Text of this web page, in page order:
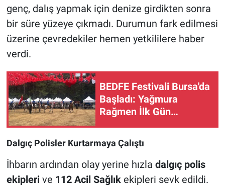
genç, dalış yapmak için denize girdikten sonra
bir süre yüzeye çıkmadı. Durumun fark edilmesi
üzerine çevredekiler hemen yetkililere haber
verdi.
BEDFE Festivali Bursa'da
Başladı: Yağmura
Rağmen İlk Gün
Dalgıç Polisler Kurtarmaya Çalıştı
İhbarın ardından olay yerine hızla dalgıç polis
ekiplerive 112 Acil Sağlıkekipleri sevk edildi.